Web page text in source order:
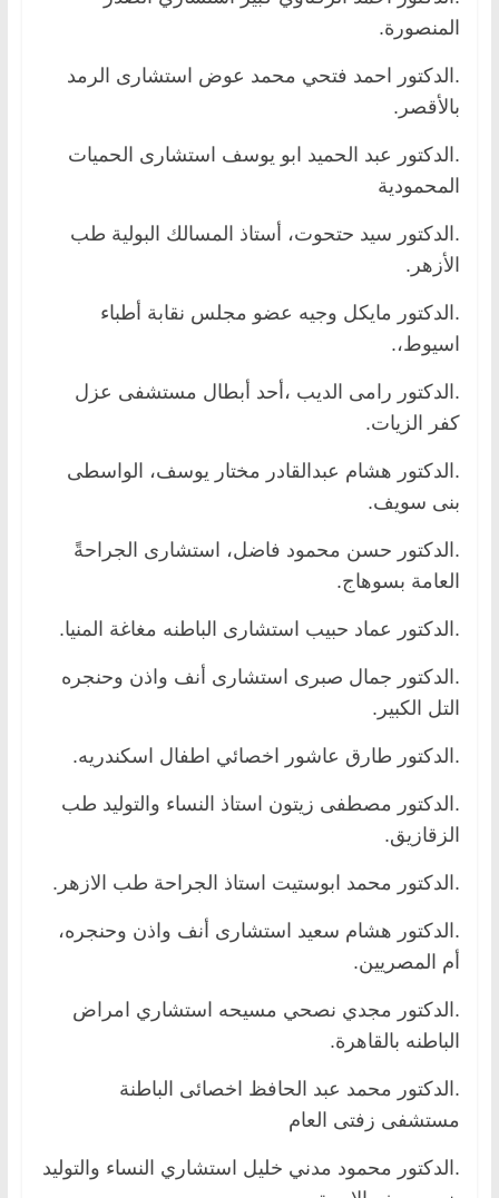
المنصورة.
.الدكتور احمد فتحي محمد عوض استشارى الرمد
بالأقصر.
.الدكتور عبد الحميد ابو يوسف استشارى الحميات
المحمودية
.الدكتور سيد حتحوت، أستاذ المسالك البولية طب
الأزهر.
.الدكتور مايكل وجيه عضو مجلس نقابة أطباء
اسيوط،.
.الدكتور رامى الديب ،أحد أبطال مستشفى عزل
كفر الزيات.
.الدكتور هشام عبدالقادر مختار يوسف، الواسطى
بنى سويف.
.الدكتور حسن محمود فاضل، استشارى الجراحةً
العامة بسوهاج.
.الدكتور عماد حبيب استشارى الباطنه مغاغة المنيا.
.الدكتور جمال صبرى استشارى أنف واذن وحنجره
التل الكبير.
.الدكتور طارق عاشور اخصائي اطفال اسكندريه.
.الدكتور مصطفى زيتون استاذ النساء والتوليد طب
الزقازيق.
.الدكتور محمد ابوستيت استاذ الجراحة طب الازهر.
.الدكتور هشام سعيد استشارى أنف واذن وحنجره،
أم المصريين.
.الدكتور مجدي نصحي مسيحه استشاري امراض
الباطنه بالقاهرة.
.الدكتور محمد عبد الحافظ اخصائى الباطنة
مستشفى زفتى العام
.الدكتور محمود مدني خليل استشاري النساء والتوليد